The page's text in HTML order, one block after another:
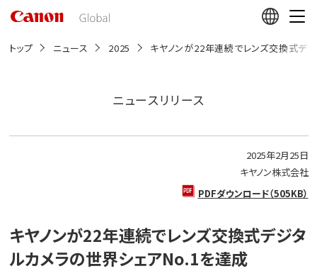
動
トップ ニュース 2025 キヤノンが22年連続でレンズ交換式デ
ニュースリリース
2025年2月25日
キヤノン株式会社
PDFダウンロード（505KB）
キヤノンが22年連続でレンズ交換式デジタ
ルカメラの世界シェアNo.1を達成